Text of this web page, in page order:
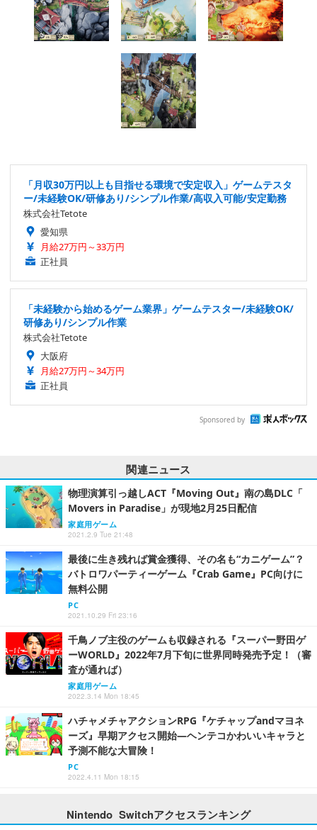
「月収30万円以上も目指せる環境で安定収入」ゲームテスタ
ー/未経験OK/研修あり/シンプル作業/高収入可能/安定勤務
株式会社Tetote
愛知県
月給27万円～33万円
正社員
「未経験から始めるゲーム業界」ゲームテスター/未経験OK/
研修あり/シンプル作業
株式会社Tetote
大阪府
月給27万円～34万円
正社員
Sponsored by
関連ニュース
物理演算引っ越しACT『Moving Out』南の島DLC「​
Movers in Paradise」が現地2月25日配信
家庭用ゲーム
2021.2.9 Tue 21:48
最後に生き残れば賞金獲得、その名も“カニゲーム”？
バトロワパーティーゲーム『Crab Game』PC向けに
無料公開
PC
2021.10.29 Fri 23:16
千鳥ノブ主役のゲームも収録される『スーパー野田ゲ
ーWORLD』2022年7月下旬に世界同時発売予定！（審
査が通れば）
家庭用ゲーム
2022.3.14 Mon 18:45
ハチャメチャアクションRPG『ケチャップandマヨネ
ーズ』早期アクセス開始―ヘンテコかわいいキャラと
予測不能な大冒険！
PC
2022.4.11 Mon 18:15
Nintendo Switchアクセスランキング